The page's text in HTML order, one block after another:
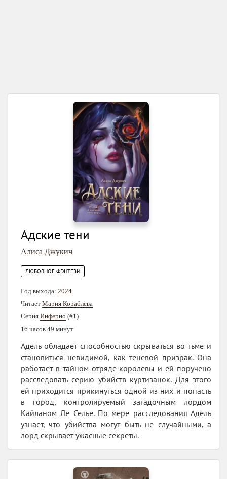
Адские тени
Алиса Джукич
ЛЮБОВНОЕ ФЭНТЕЗИ
Год выхода: 2024
Читает Мария Кораблева
Серия Инферно (#1)
16 часов 49 минут
Адель обладает способностью скрываться во тьме и
становиться невидимой, как теневой призрак. Она
работает в тайном отряде королевы и ей поручено
расследовать серию убийств куртизанок. Для этого
ей приходится прикинуться одной из них и попасть
в город, контролируемый загадочным лордом
Кайланом Ле Селье. По мере расследования Адель
узнает, что убийства могут быть не случайными, а
лорд скрывает ужасные секреты.